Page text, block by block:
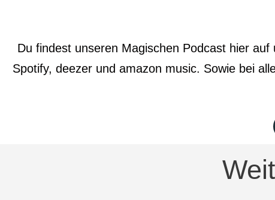
Du findest unseren Magischen Podcast hier
Spotify, deezer und amazon music. Sowie bei